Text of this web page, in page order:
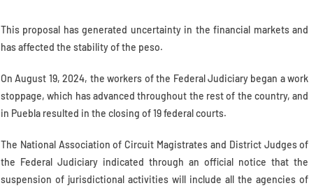
This proposal has generated uncertainty in the financial markets and
has affected the stability of the peso.
On August 19, 2024, the workers of the Federal Judiciary began a work
stoppage, which has advanced throughout the rest of the country, and
in Puebla resulted in the closing of 19 federal courts.
The National Association of Circuit Magistrates and District Judges of
the Federal Judiciary indicated through an official notice that the
suspension of jurisdictional activities will include all the agencies of